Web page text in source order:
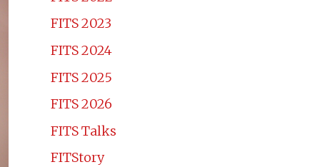
FITS 2023
FITS 2024
FITS 2025
FITS 2026
FITS Talks
FITStory